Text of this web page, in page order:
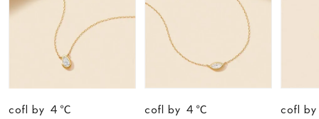
cofl by ４℃
cofl by ４℃
cofl